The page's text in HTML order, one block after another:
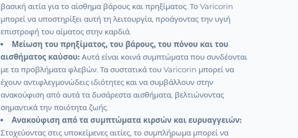
βασική αιτία για το αίσθημα βάρους και πρηξίματος. Το Varicorin
μπορεί να υποστηρίξει αυτή τη λειτουργία, προάγοντας την υγιή
επιστροφή του αίματος στην καρδιά.
Μείωση του πρηξίματος, του βάρους, του πόνου και του
αισθήματος καύσου: Αυτά είναι κοινά συμπτώματα που συνδέονται
με τα προβλήματα φλεβών. Τα συστατικά του Varicorin μπορεί να
έχουν αντιφλεγμονώδεις ιδιότητες και να συμβάλλουν στην
ανακούφιση από αυτά τα δυσάρεστα αισθήματα, βελτιώνοντας
σημαντικά την ποιότητα ζωής.
Ανακούφιση από τα συμπτώματα κιρσών και ευρυαγγειών:
Στοχεύοντας στις υποκείμενες αιτίες, το συμπλήρωμα μπορεί να